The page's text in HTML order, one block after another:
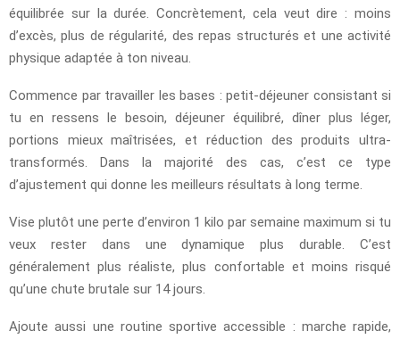
équilibrée sur la durée. Concrètement, cela veut dire : moins
d’excès, plus de régularité, des repas structurés et une activité
physique adaptée à ton niveau.
Commence par travailler les bases : petit-déjeuner consistant si
tu en ressens le besoin, déjeuner équilibré, dîner plus léger,
portions mieux maîtrisées, et réduction des produits ultra-
transformés. Dans la majorité des cas, c’est ce type
d’ajustement qui donne les meilleurs résultats à long terme.
Vise plutôt une perte d’environ 1 kilo par semaine maximum si tu
veux rester dans une dynamique plus durable. C’est
généralement plus réaliste, plus confortable et moins risqué
qu’une chute brutale sur 14 jours.
Ajoute aussi une routine sportive accessible : marche rapide,